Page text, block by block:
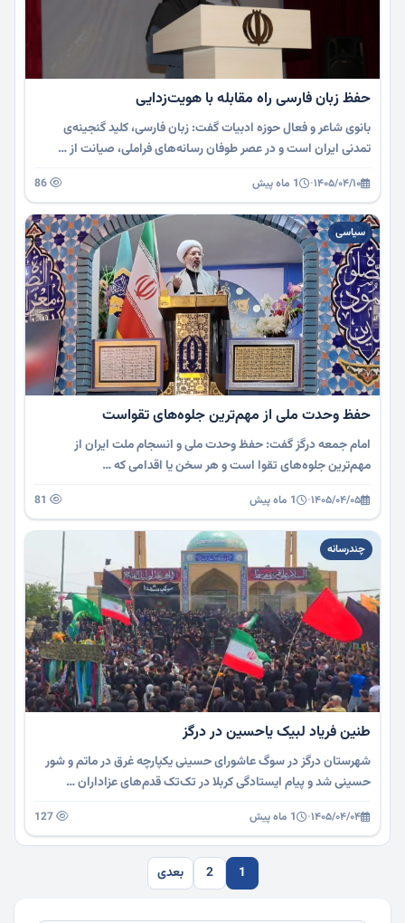
حفظ زبان فارسی راه مقابله با هویت‌زدایی
بانوی شاعر و فعال حوزه ادبیات گفت: زبان فارسی، کلید گنجینه‌ی
تمدنی ایران است و در عصر طوفان رسانه‌های فراملی، صیانت از …
۱۴۰۵/۰۴/۱۰· 1 ماه پیش
سیاسی
حفظ وحدت ملی از مهم‌ترین جلوه‌های تقواست
امام جمعه درگز گفت: حفظ وحدت ملی و انسجام ملت ایران از
مهم‌ترین جلوه‌های تقوا است و هر سخن یا اقدامی که …
۱۴۰۵/۰۴/۰۵· 1 ماه پیش
چندرسانه
طنین فریاد لبیک یاحسین در درگز
شهرستان درگز در سوگ عاشورای حسینی یکپارچه غرق در ماتم و شور
حسینی شد و پیام ایستادگی کربلا در تک‌تک قدم‌های عزاداران …
۱۴۰۵/۰۴/۰۴· 1 ماه پیش
1
2 بعدی